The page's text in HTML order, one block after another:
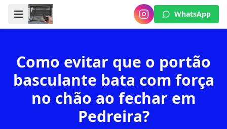
WhatsApp
Como evitar que o portão
basculante bata com força
no chão ao fechar em
Pedreira?